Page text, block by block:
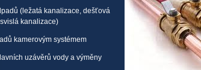
(ležatá kanalizace, dešťová
kanalizace)
kamerovým systémem
uzávěrů vody a výměny